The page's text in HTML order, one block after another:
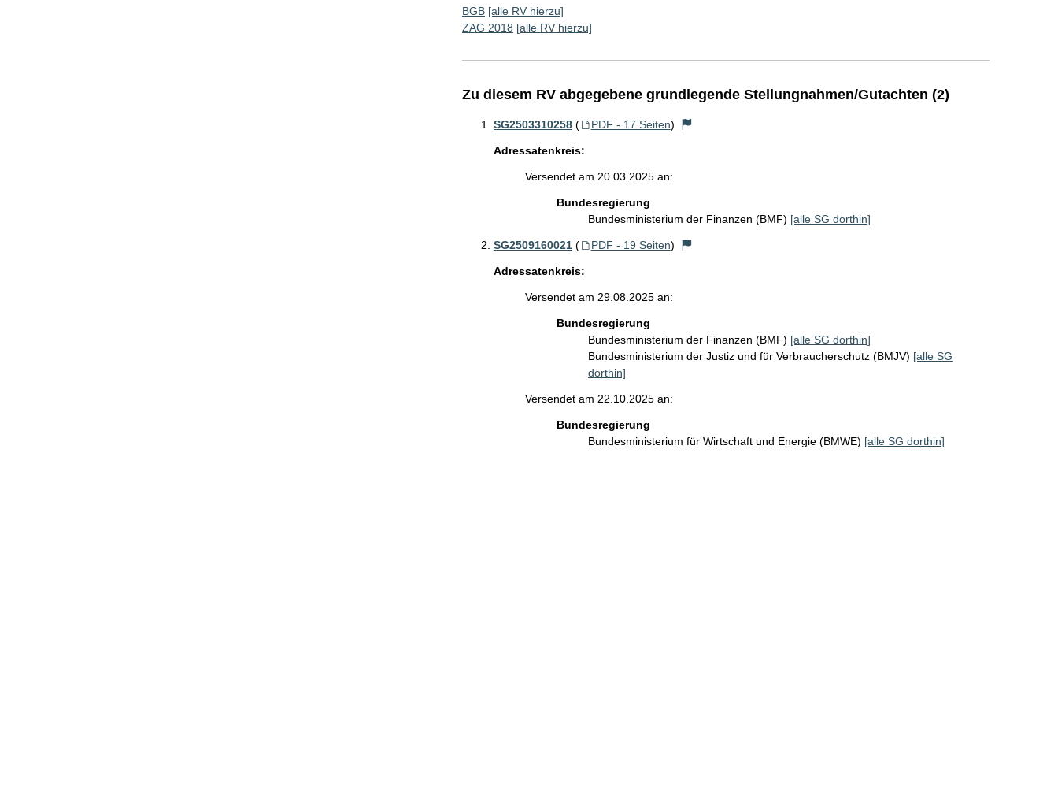
BGB [alle RV hierzu]
ZAG 2018 [alle RV hierzu]
Zu diesem RV abgegebene grundlegende Stellungnahmen/Gutachten (2)
SG2503310258 ( PDF - 17 Seiten)
Adressatenkreis:
Versendet am 20.03.2025 an:
Bundesregierung
Bundesministerium der Finanzen (BMF) [alle SG dorthin]
SG2509160021 ( PDF - 19 Seiten)
Adressatenkreis:
Versendet am 29.08.2025 an:
Bundesregierung
Bundesministerium der Finanzen (BMF) [alle SG dorthin]
Bundesministerium der Justiz und für Verbraucherschutz (BMJV) [alle SG
dorthin]
Versendet am 22.10.2025 an:
Bundesregierung
Bundesministerium für Wirtschaft und Energie (BMWE) [alle SG dorthin]